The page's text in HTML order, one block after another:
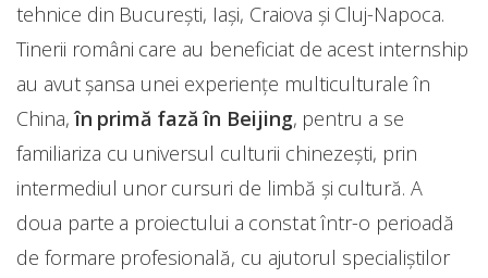
tehnice din București, Iași, Craiova și Cluj-Napoca.
Tinerii români care au beneficiat de acest internship
au avut șansa unei experiențe multiculturale în
China,în primă fază în Beijing, pentru a se
familiariza cu universul culturii chinezești, prin
intermediul unor cursuri de limbă și cultură. A
doua parte a proiectului a constat într-o perioadă
de formare profesională, cu ajutorul specialiștilor